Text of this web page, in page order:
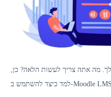
מה אתה צריך לעשות הלאה? כן,